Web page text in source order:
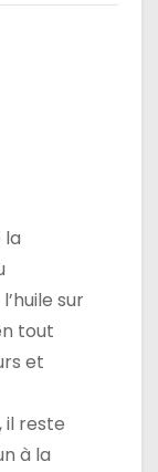
la
sur
tout
et
il reste
à la